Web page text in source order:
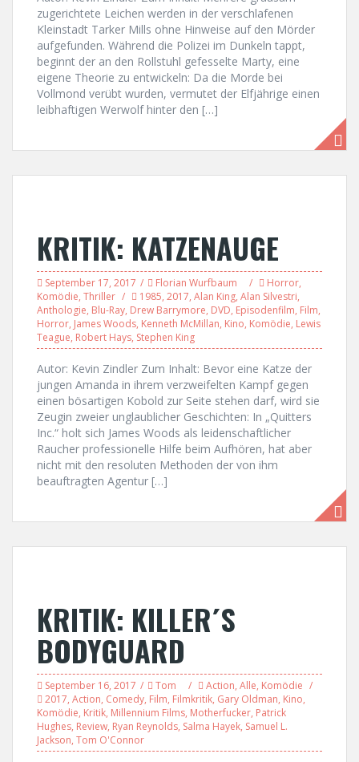
zugerichtete Leichen werden in der verschlafenen
Kleinstadt Tarker Mills ohne Hinweise auf den Mörder
aufgefunden. Während die Polizei im Dunkeln tappt,
beginnt der an den Rollstuhl gefesselte Marty, eine
eigene Theorie zu entwickeln: Da die Morde bei
Vollmond verübt wurden, vermutet der Elfjährige einen
leibhaftigen Werwolf hinter den […]
KRITIK: KATZENAUGE
September 17, 2017 Florian Wurfbaum Horror,
Komödie, Thriller 1985, 2017, Alan King, Alan Silvestri,
Anthologie, Blu-Ray, Drew Barrymore, DVD, Episodenfilm, Film,
Horror, James Woods, Kenneth McMillan, Kino, Komödie, Lewis
Teague, Robert Hays, Stephen King
Autor: Kevin Zindler Zum Inhalt: Bevor eine Katze der
jungen Amanda in ihrem verzweifelten Kampf gegen
einen bösartigen Kobold zur Seite stehen darf, wird sie
Zeugin zweier unglaublicher Geschichten: In „Quitters
Inc.“ holt sich James Woods als leidenschaftlicher
Raucher professionelle Hilfe beim Aufhören, hat aber
nicht mit den resoluten Methoden der von ihm
beauftragten Agentur […]
KRITIK: KILLER´S
BODYGUARD
September 16, 2017 Tom Action, Alle, Komödie
2017, Action, Comedy, Film, Filmkritik, Gary Oldman, Kino,
Komödie, Kritik, Millennium Films, Motherfucker, Patrick
Hughes, Review, Ryan Reynolds, Salma Hayek, Samuel L.
Jackson, Tom O'Connor